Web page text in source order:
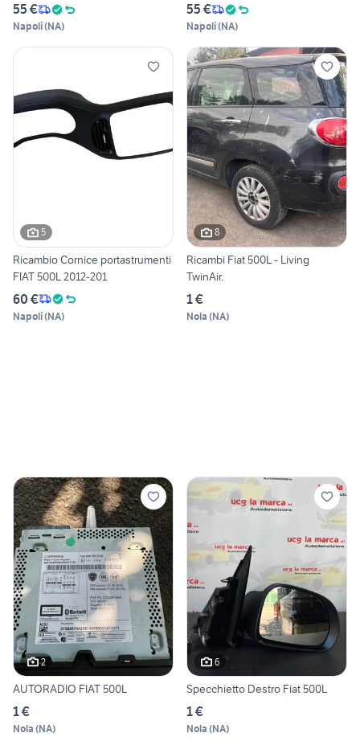
55 €
Napoli(NA)
55 €
Napoli(NA)
5
Ricambio Cornice portastrumenti
FIAT 500L 2012-201
60 €
Napoli(NA)
8
Ricambi Fiat 500L - Living
TwinAir.
1 €
Nola (NA)
2
AUTORADIO FIAT 500L
1 €
Nola (NA)
6
Specchietto Destro Fiat 500L
1 €
Nola (NA)